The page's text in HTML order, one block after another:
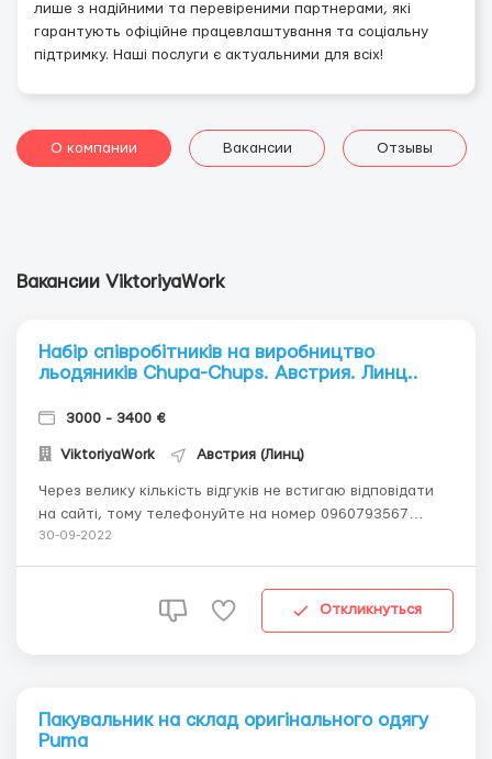
лише з надійними та перевіреними партнерами, які
гарантують офіційне працевлаштування та соціальну
підтримку. Наші послуги є актуальними для всіх!
О компании Вакансии Отзывы
Вакансии ViktoriyaWork
Набір співробітників на виробництво
льодяників Chupa-Chups. Австрия. Линц..
3000 - 3400 €
ViktoriyaWork Австрия (Линц)
Через велику кількість відгуків не встигаю відповідати
на сайті, тому телефонуйте на номер 0960793567
Вайбер 0960793567 Телеграм 0960793567 Іде набір
30-09-2022
Откликнуться
Пакувальник на склад оригінального одягу
Puma